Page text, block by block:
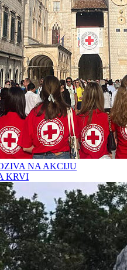
NA AKCIJU
KRVI